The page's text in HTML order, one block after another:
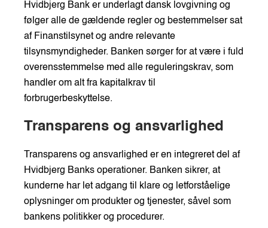
Hvidbjerg Bank er underlagt dansk lovgivning og
følger alle de gældende regler og bestemmelser sat
af Finanstilsynet og andre relevante
tilsynsmyndigheder. Banken sørger for at være i fuld
overensstemmelse med alle reguleringskrav, som
handler om alt fra kapitalkrav til
forbrugerbeskyttelse.
Transparens og ansvarlighed
Transparens og ansvarlighed er en integreret del af
Hvidbjerg Banks operationer. Banken sikrer, at
kunderne har let adgang til klare og letforståelige
oplysninger om produkter og tjenester, såvel som
bankens politikker og procedurer.